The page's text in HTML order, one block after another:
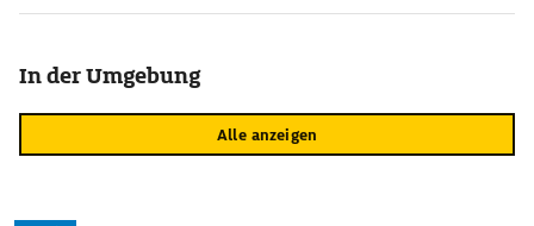
In der Umgebung
Alle anzeigen